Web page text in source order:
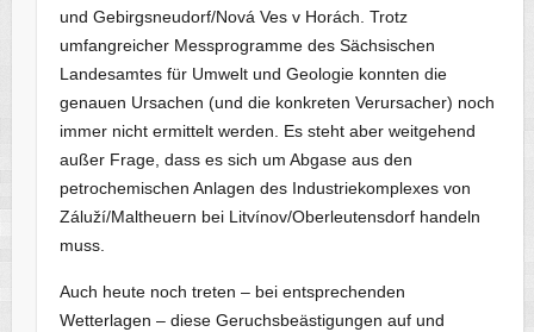
und Gebirgsneudorf/Nová Ves v Horách. Trotz
umfangreicher Messprogramme des Sächsischen
Landesamtes für Umwelt und Geologie konnten die
genauen Ursachen (und die konkreten Verursacher) noch
immer nicht ermittelt werden. Es steht aber weitgehend
außer Frage, dass es sich um Abgase aus den
petrochemischen Anlagen des Industriekomplexes von
Záluží/Maltheuern bei Litvínov/Oberleutensdorf handeln
muss.
Auch heute noch treten – bei entsprechenden
Wetterlagen – diese Geruchsbeästigungen auf und